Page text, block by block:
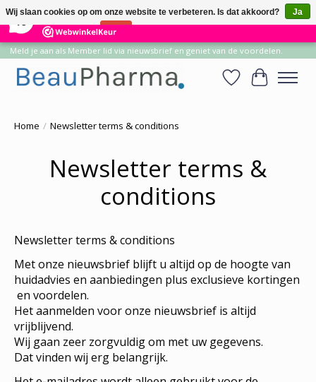
14 Reviews ×
Meld je aan als Member lid via nieuwsbrief en geniet van de voordelen.
Verlanglijst
Home / Newsletter terms & conditions
Newsletter terms &
conditions
Newsletter terms & conditions
Met onze nieuwsbrief blijft u altijd op de hoogte van
huidadvies en aanbiedingen plus exclusieve kortingen
en voordelen.
Het aanmelden voor onze nieuwsbrief is altijd
vrijblijvend.
Wij gaan zeer zorgvuldig om met uw gegevens.
Dat vinden wij erg belangrijk.
Wij slaan cookies op om onze website te verbeteren. Is dat akkoord?
Ja
Nee